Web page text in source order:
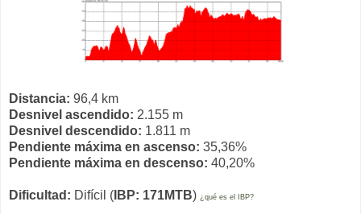
Distancia: 96,4 km
Desnivel ascendido: 2.155 m
Desnivel descendido: 1.811 m
Pendiente máxima en ascenso: 35,36%
Pendiente máxima en descenso: 40,20%
Dificultad: Difícil ( IBP: 171MTB) ¿qué es el IBP?